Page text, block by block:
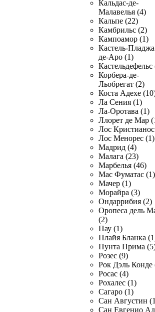
Кальдас-де-
Малавелья (4)
Кальпе (22)
Камбрильс (2)
Кампоамор (1)
Кастель-
де-Аро (1)
Кастельдефельс
Корбера-де-
Льобрегат (2)
Коста Адехе
Ла Сения (1)
Ла-Оротава (1)
Ллорет де Мар
Лос
Лос Менорес (1)
Мадрид (4)
Малага (23)
Марбелья (46)
Мас Фуматас (1)
Мачер (1)
Морайра (3)
Ондаррибия (2)
Оропеса дель
(2)
Пау (1)
Плайя Бланка
Пунта Прима
Розес (9)
Рок Дэль Конде
Росас (4)
Рохалес (1)
Сагаро (1)
Сан Августин
Сан Евгенио